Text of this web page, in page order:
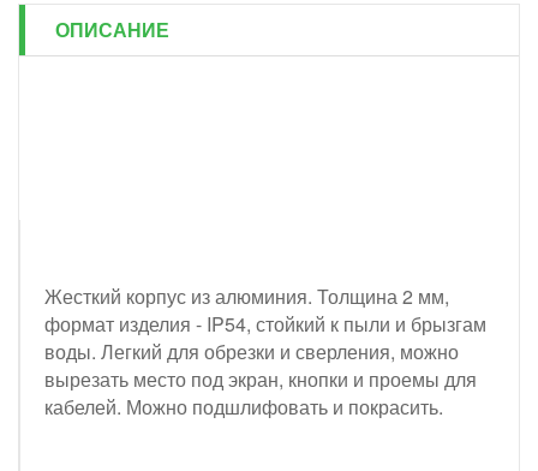
ОПИСАНИЕ
Жесткий корпус из алюминия. Толщина 2 мм,
формат изделия - IP54, стойкий к пыли и брызгам
воды. Легкий для обрезки и сверления, можно
вырезать место под экран, кнопки и проемы для
кабелей. Можно подшлифовать и покрасить.